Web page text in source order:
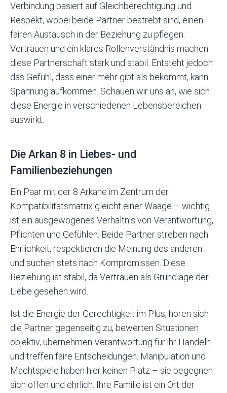
Verbindung basiert auf Gleichberechtigung und
Respekt, wobei beide Partner bestrebt sind, einen
fairen Austausch in der Beziehung zu pflegen.
Vertrauen und ein klares Rollenverständnis machen
diese Partnerschaft stark und stabil. Entsteht jedoch
das Gefühl, dass einer mehr gibt als bekommt, kann
Spannung aufkommen. Schauen wir uns an, wie sich
diese Energie in verschiedenen Lebensbereichen
auswirkt.
Die Arkan 8 in Liebes- und
Familienbeziehungen
Ein Paar mit der 8 Arkane im Zentrum der
Kompatibilitätsmatrix gleicht einer Waage – wichtig
ist ein ausgewogenes Verhältnis von Verantwortung,
Pflichten und Gefühlen. Beide Partner streben nach
Ehrlichkeit, respektieren die Meinung des anderen
und suchen stets nach Kompromissen. Diese
Beziehung ist stabil, da Vertrauen als Grundlage der
Liebe gesehen wird.
Ist die Energie der Gerechtigkeit im Plus, hören sich
die Partner gegenseitig zu, bewerten Situationen
objektiv, übernehmen Verantwortung für ihr Handeln
und treffen faire Entscheidungen. Manipulation und
Machtspiele haben hier keinen Platz – sie begegnen
sich offen und ehrlich. Ihre Familie ist ein Ort der